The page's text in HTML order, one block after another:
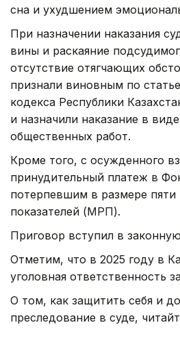
сна и ухудшением
При назначении наказания
вины и раскаяние
отсутствие отягчающих
признали виновным по статье
кодекса Республики
и назначили наказание в
общественных работ.
Кроме того, с осужденного
принудительный платеж в
потерпевшим в размере пяти
показателей (МРП).
Приговор вступил в
Отметим, что в 2025 году в
уголовная ответственность
О том, как защитить себя и
преследование в суде,